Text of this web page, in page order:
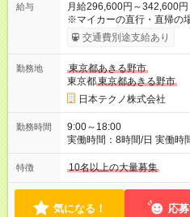
給与
月給296,600円～342,600円
※マイカーの直行・直帰の
します。 【試用期間】試用期間あり 試用期間の長さ：3ヶ月 雇
用形態、給与は本採用時と
交通費別途支給あり
勤務地
東京都あきる野市
東京都東京都あきる野市
日本テクノ株式会社
勤務時間
9:00～18:00
実働時間：8時間/日 実働時
ト勤務もあります 勤務状況によっては土日祝日の作業出勤あ
り。 その場合、振替/代休
特徴 10名以上の大量募集
気になる！ 応